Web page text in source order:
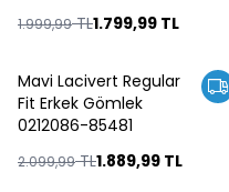
1.999,99TL1.799,99 TL
%10
Mavi Lacivert Regular
Fit Erkek Gömlek
0212086-85481
2.099,99TL1.889,99 TL